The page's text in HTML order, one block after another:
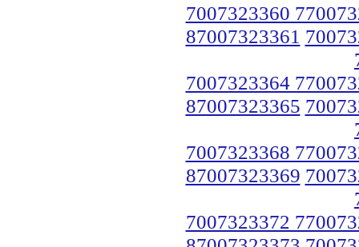
7007323360
87007323361
7007323364
87007323365
7007323368
87007323369
7007323372